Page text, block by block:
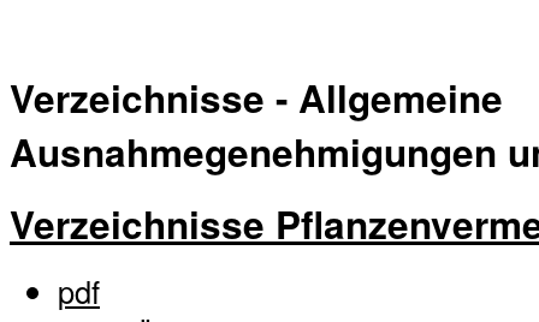
Verzeichnisse - Allgemeine
Ausnahmegenehmigungen
Verzeichnisse
pdf